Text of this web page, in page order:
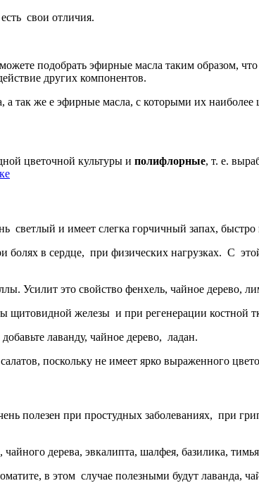
свои отличия.
подобрать эфирные масла таким образом,
других компонентов.
так же е эфирные масла, с которыми их наиболее
цветочной культуры и полифлорные, т. е.
и имеет слегка горчичный запах, быстро
в сердце, при физических нагрузках. С
Усилит это свойство фенхель, чайное дерево,
щитовидной железы и при регенерации костной
лаванду, чайное дерево, ладан.
поскольку не имеет ярко выраженного
полезен при простудных заболеваниях, при
, чайного дерева, эвкалипта, шалфея, базилика,
в этом случае полезными будут лаванда,